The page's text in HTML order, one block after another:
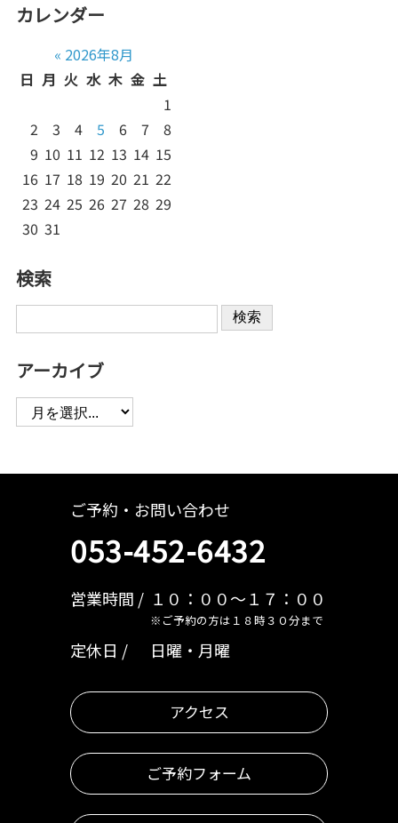
カレンダー
« 2026年8月
日 月 火 水 木 金 土
1
2
3 4 5 6 7
8
9 10 11 12 13 14 15
16 17 18 19 20 21 22
23 24 25 26 27 28 29
30 31
検索
検索
アーカイブ
ご予約・お問い合わせ
053-452-6432
営業時間 １０：００～１７：００
※ご予約の方は１８時３０分まで
定休日 日曜・月曜
アクセス
ご予約フォーム